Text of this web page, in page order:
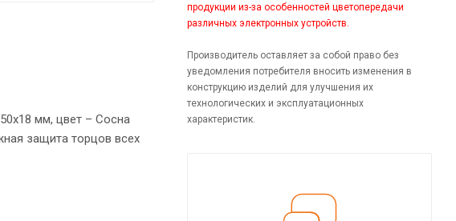
мм, цвет – Сосна
защита торцов всех
продукции из-за особенностей цветопередачи
различных электронных устройств.
Производитель оставляет за собой право без
уведомления потребителя вносить изменения в
конструкцию изделий для улучшения их
технологических и эксплуатационных
характеристик.